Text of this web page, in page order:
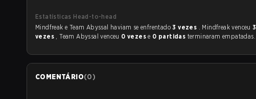
Estatísticas Head-to-head
Mindfreak e Team Abyssal haviam se enfrentado3 vezes . Mindfreak venceu3
vezes , Team Abyssal venceu 0 vezese 0 partidas terminaram empatadas.
COMENTÁRIO(0)